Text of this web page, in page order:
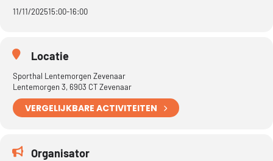
11/11/202515:00-16:00
Locatie
Sporthal Lentemorgen Zevenaar
Lentemorgen 3, 6903 CT Zevenaar
VERGELIJKBARE ACTIVITEITEN
Organisator